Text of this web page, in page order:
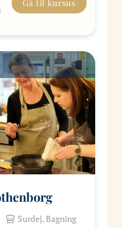
Gå til kursus
Surdej, Bagning